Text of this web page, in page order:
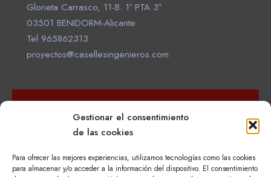
Gestionar el consentimiento
de las cookies
Para ofrecer las mejores experiencias, utilizamos tecnologías como las cookies
para almacenar y/o acceder a la información del dispositivo. El consentimiento
Glorieta Carrasco, 11-B. 1º PTA 3ª
03501 BENIDORM-Alicante
Tel 965862313
proyectos@casellesingenieros.com
20 Años de Experiencia en
Ingeniería.